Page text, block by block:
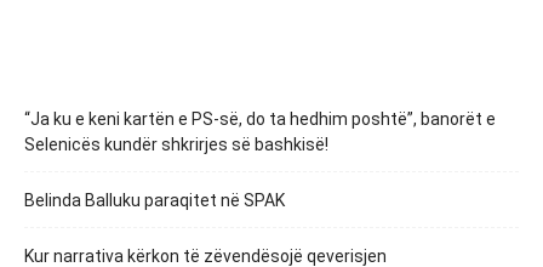
“Ja ku e keni kartën e PS-së, do ta hedhim poshtë”, banorët e
Selenicës kundër shkrirjes së bashkisë!
Belinda Balluku paraqitet në SPAK
Kur narrativa kërkon të zëvendësojë qeverisjen